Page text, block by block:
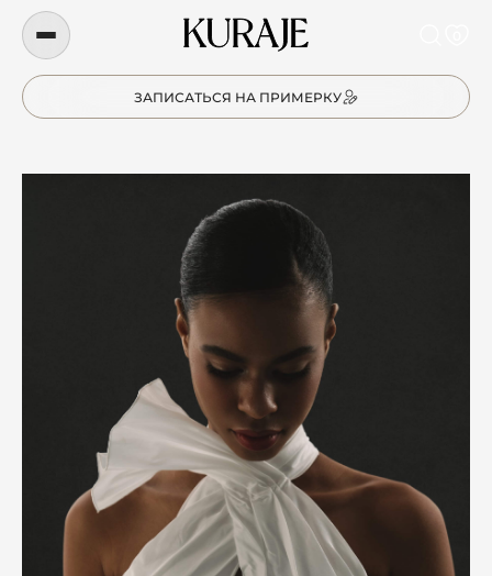
ЗАПИСАТЬСЯ НА ПРИМЕРКУ